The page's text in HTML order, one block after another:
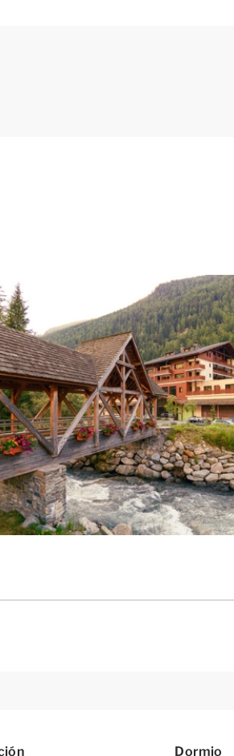
tienen una cama de
inodoro, y con un aseo
y las imágenes dan una idea
Dormio